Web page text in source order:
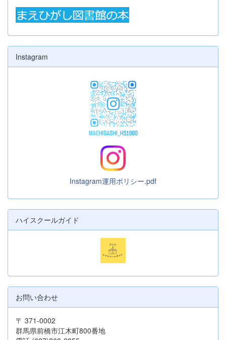
Instagram
Instagram運用ポリシー.pdf
ハイスクールガイド
お問い合わせ
〒 371-0002
群馬県前橋市江木町800番地